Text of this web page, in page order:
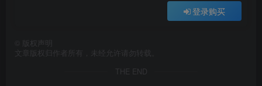
登录购买
版权声明
文章版权归作者所有，未经允许请勿转载。
THE END